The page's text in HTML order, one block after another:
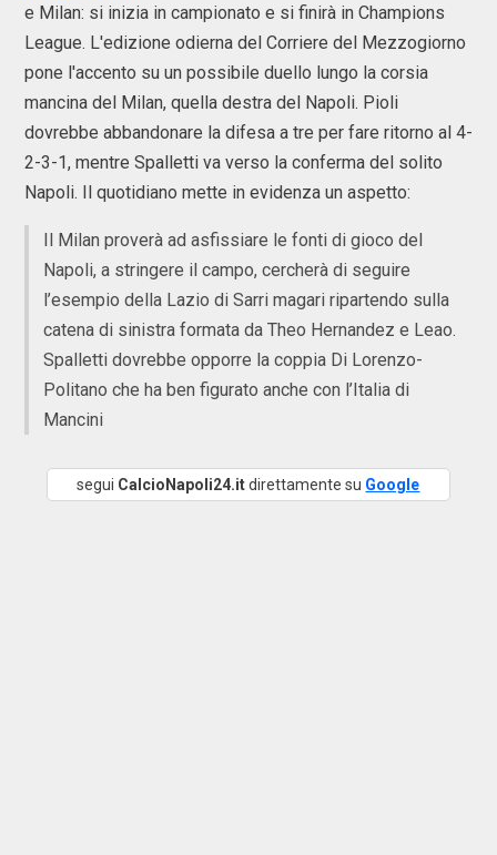
e Milan: si inizia in campionato e si finirà in Champions
League. L'edizione odierna del Corriere del Mezzogiorno
pone l'accento su un possibile duello lungo la corsia
mancina del Milan, quella destra del Napoli. Pioli
dovrebbe abbandonare la difesa a tre per fare ritorno al 4-
2-3-1, mentre Spalletti va verso la conferma del solito
Napoli. Il quotidiano mette in evidenza un aspetto:
Il Milan proverà ad asfissiare le fonti di gioco del
Napoli, a stringere il campo, cercherà di seguire
l’esempio della Lazio di Sarri magari ripartendo sulla
catena di sinistra formata da Theo Hernandez e Leao.
Spalletti dovrebbe opporre la coppia Di Lorenzo-
Politano che ha ben figurato anche con l’Italia di
Mancini
segui CalcioNapoli24.itdirettamente su Google